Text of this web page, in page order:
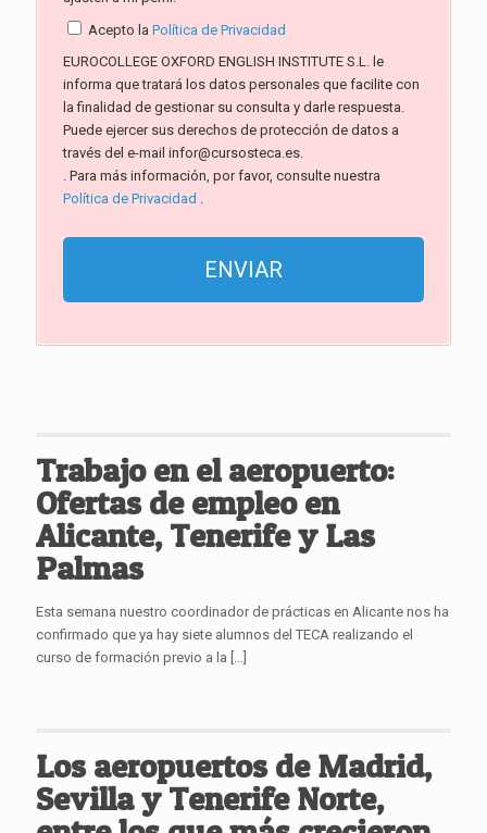
Acepto la Política de Privacidad
EUROCOLLEGE OXFORD ENGLISH INSTITUTE S.L. le
informa que tratará los datos personales que facilite con
la finalidad de gestionar su consulta y darle respuesta.
Puede ejercer sus derechos de protección de datos a
través del e-mail infor@cursosteca.es.
. Para más información, por favor, consulte nuestra
Política de Privacidad .
Trabajo en el aeropuerto:
Ofertas de empleo en
Alicante, Tenerife y Las
Palmas
Esta semana nuestro coordinador de prácticas en Alicante nos ha
confirmado que ya hay siete alumnos del TECA realizando el
curso de formación previo a la […]
Los aeropuertos de Madrid,
Sevilla y Tenerife Norte,